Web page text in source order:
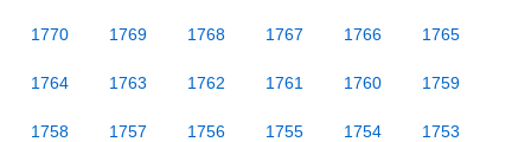
1770 1769 1768 1767 1766 1765
1764 1763 1762 1761 1760 1759
1758 1757 1756 1755 1754 1753